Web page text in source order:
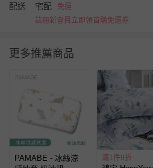
配送 宅配
免運
註冊新會員立即領首購免運券
更多推薦商品
PAMABE - 冰絲涼
滿1件9折